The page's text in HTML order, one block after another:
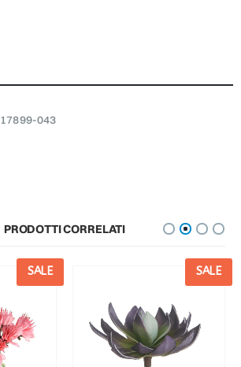
17899-043
PRODOTTI CORRELATI
SALE SALE